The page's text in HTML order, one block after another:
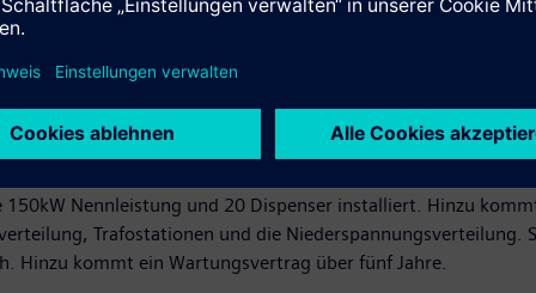
Kilometern ohne Ladestopp.
Kreisverkehrsbetriebe Saarlouis (KVS GmbH) den
150kW Nennleistung und 20 Dispenser installiert. Hinzu
Trafostationen und die Niederspannungsverteilung.
Hinzu kommt ein Wartungsvertrag über fünf Jahre.